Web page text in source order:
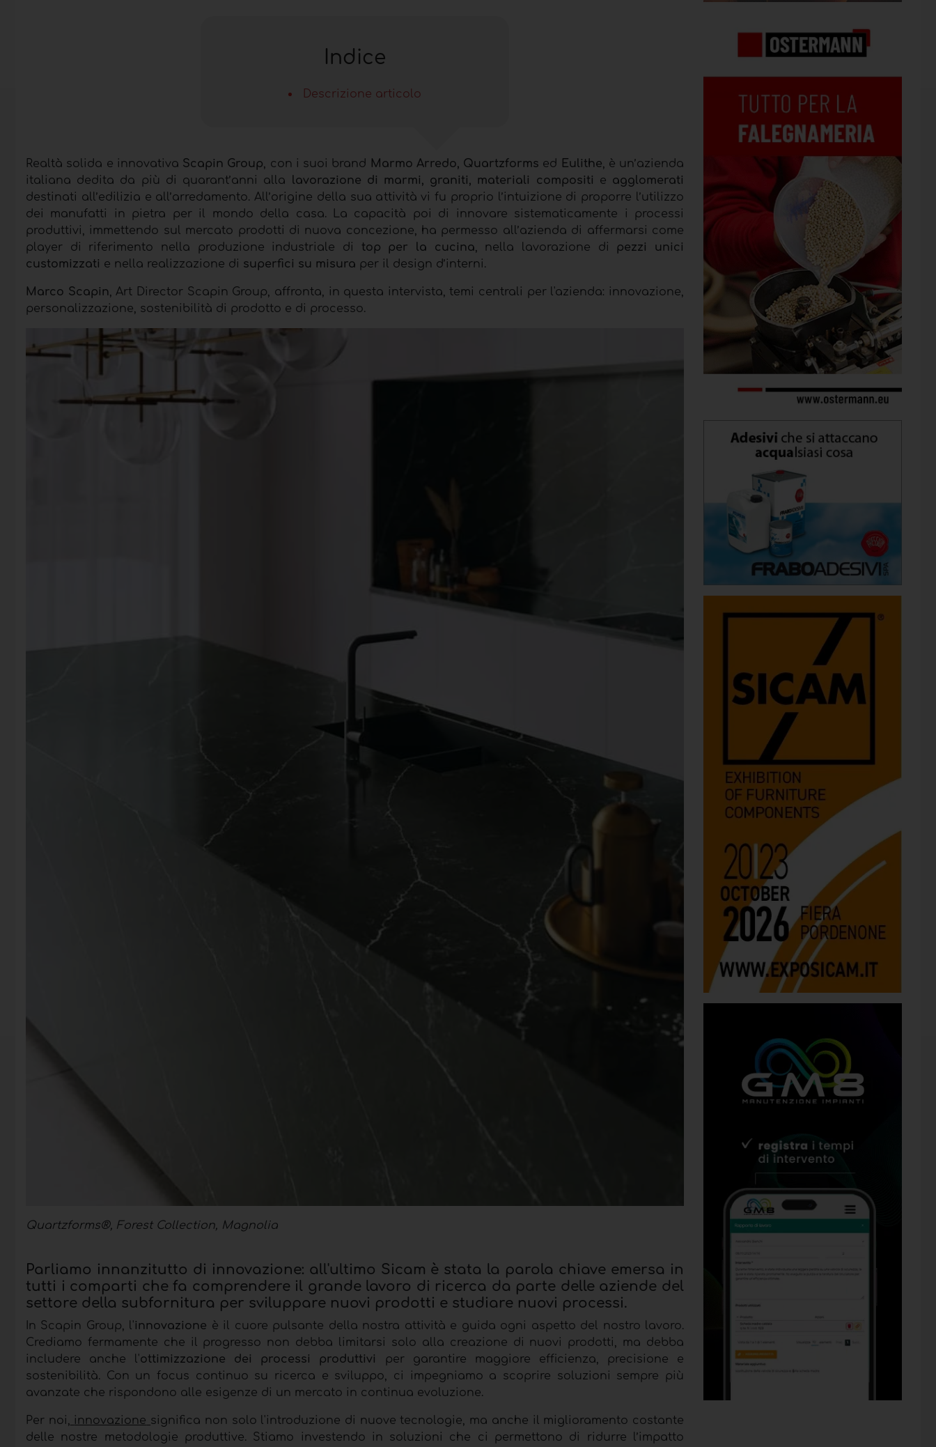
Indice
Descrizione articolo
Realtà solida e innovativa Scapin Group, con i suoi brand Marmo Arredo, Quartzforms ed Eulithe, è un’azienda
italiana dedita da più di quarant’anni
alla lavorazione di marmi, graniti, materiali compositi e agglomerati
destinati all’edilizia e all’arredamento. All’origine della sua attività vi fu proprio l’intuizione di proporre l’utilizzo
dei manufatti in pietra per il mondo della casa. La capacità poi di innovare sistematicamente i processi
produttivi, immettendo sul mercato prodotti di nuova concezione, ha permesso all’azienda di affermarsi come
player di riferimento nella produzione industriale di top per la cucina, nella lavorazione di pezzi unici
customizzati e nella realizzazione di superfici su misura per il design d’interni.
Marco Scapin, Art Director Scapin Group, affronta, in questa intervista, temi centrali per l'azienda: innovazione,
personalizzazione, sostenibilità di prodotto e di processo.
Quartzforms®, Forest Collection, Magnolia
Parliamo innanzitutto di innovazione: all'ultimo Sicam è stata la parola chiave emersa in
tutti i comparti che fa comprendere il grande lavoro di ricerca da parte delle aziende del
settore della subfornitura per sviluppare nuovi prodotti e studiare nuovi processi.
In Scapin Group, l'innovazione è il cuore pulsante della nostra attività e guida ogni aspetto del nostro lavoro.
Crediamo fermamente che il progresso non debba limitarsi solo alla creazione di nuovi prodotti, ma debba
includere anche l'ottimizzazione dei processi produttivi
per garantire maggiore efficienza, precisione e
sostenibilità. Con un focus continuo su ricerca e sviluppo, ci impegniamo a scoprire soluzioni sempre più
avanzate che rispondono alle esigenze di un mercato in continua evoluzione.
Per noi, innovazione significa non solo l'introduzione di nuove tecnologie, ma anche il miglioramento costante
delle nostre metodologie produttive. Stiamo investendo in soluzioni che ci permettono di ridurre l’impatto